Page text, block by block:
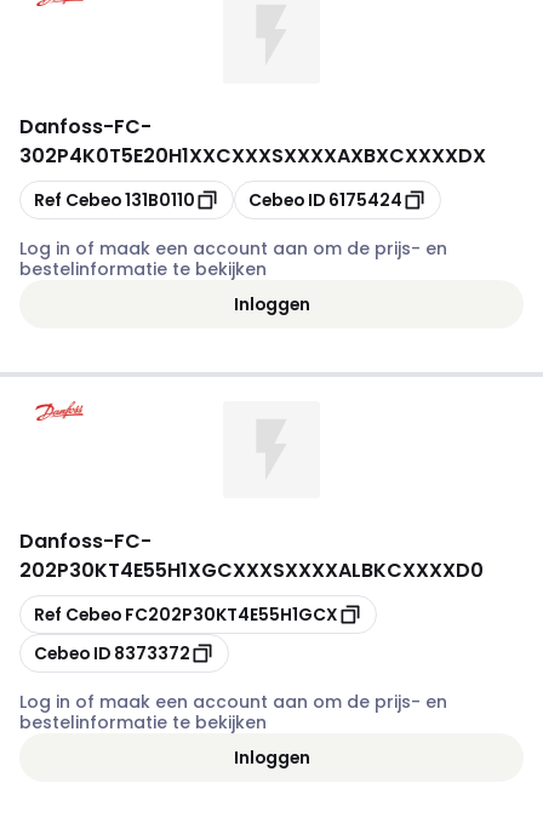
Danfoss-FC-
302P4K0T5E20H1XXCXXXSXXXXAXBXCXXXXDX
Kopiëren
Ref Cebeo131B0110 Kopiëren
Cebeo ID 6175424
Log in of maak een account aan om de prijs- en
bestelinformatie te bekijken
Inloggen
Danfoss-FC-
202P30KT4E55H1XGCXXXSXXXXALBKCXXXXD0
Kopiëren
Ref Cebeo FC202P30KT4E55H1GCX
Kopiëren
Cebeo ID 8373372
Log in of maak een account aan om de prijs- en
bestelinformatie te bekijken
Inloggen